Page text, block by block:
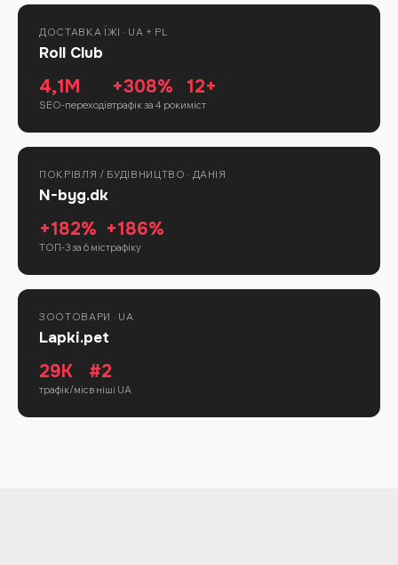
ДОСТАВКА ЇЖІ · UA + PL
Roll Club
4,1M
SEO-переходів
+308%
трафік за 4 роки
12+
міст
ПОКРІВЛЯ / БУДІВНИЦТВО · ДАНІЯ
N-byg.dk
+182%
ТОП-3 за 6 міс
+186%
трафіку
ЗООТОВАРИ · UA
Lapki.pet
29K
трафік/міс
#2
в ніші UA